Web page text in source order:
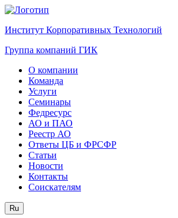
Институт Корпоративных Технологий
Группа компаний ГИК
О компании
Команда
Услуги
Семинары
Федресурс
АО и ПАО
Реестр АО
Ответы ЦБ и ФРСФР
Статьи
Новости
Контакты
Соискателям
Ru